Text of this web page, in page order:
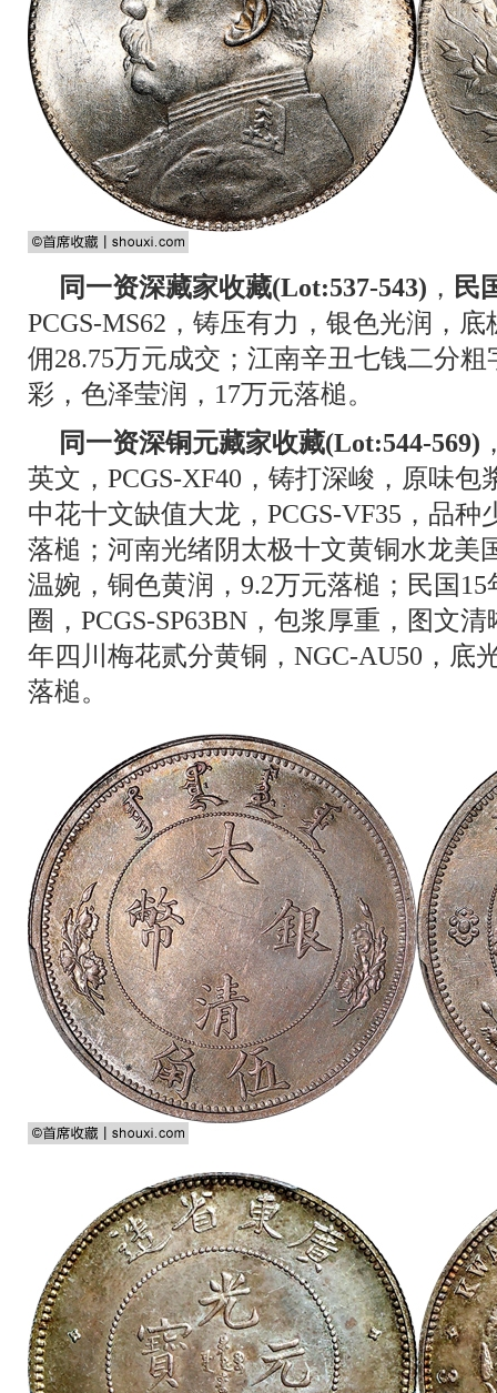
同一资深藏家收藏(Lot:537-543) ， 民
PCGS-MS62，铸压有力，银色光润，
佣28.75万元成交；江南辛丑七钱二分粗
彩，色泽莹润，17万元落槌。
同一资深铜元藏家收藏(Lot:544-569)
英文，PCGS-XF40，铸打深峻，原味包
中花十文缺值大龙，PCGS-VF35，品种
落槌；河南光绪阴太极十文黄铜水龙美
温婉，铜色黄润，9.2万元落槌；民国
圈，PCGS-SP63BN，包浆厚重，图文
年四川梅花贰分黄铜，NGC-AU50，底
落槌。